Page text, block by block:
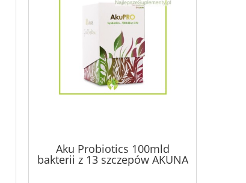
Aku Probiotics 100mld
bakterii z 13 szczepów AKUNA
AKU PRO 30 kaps.